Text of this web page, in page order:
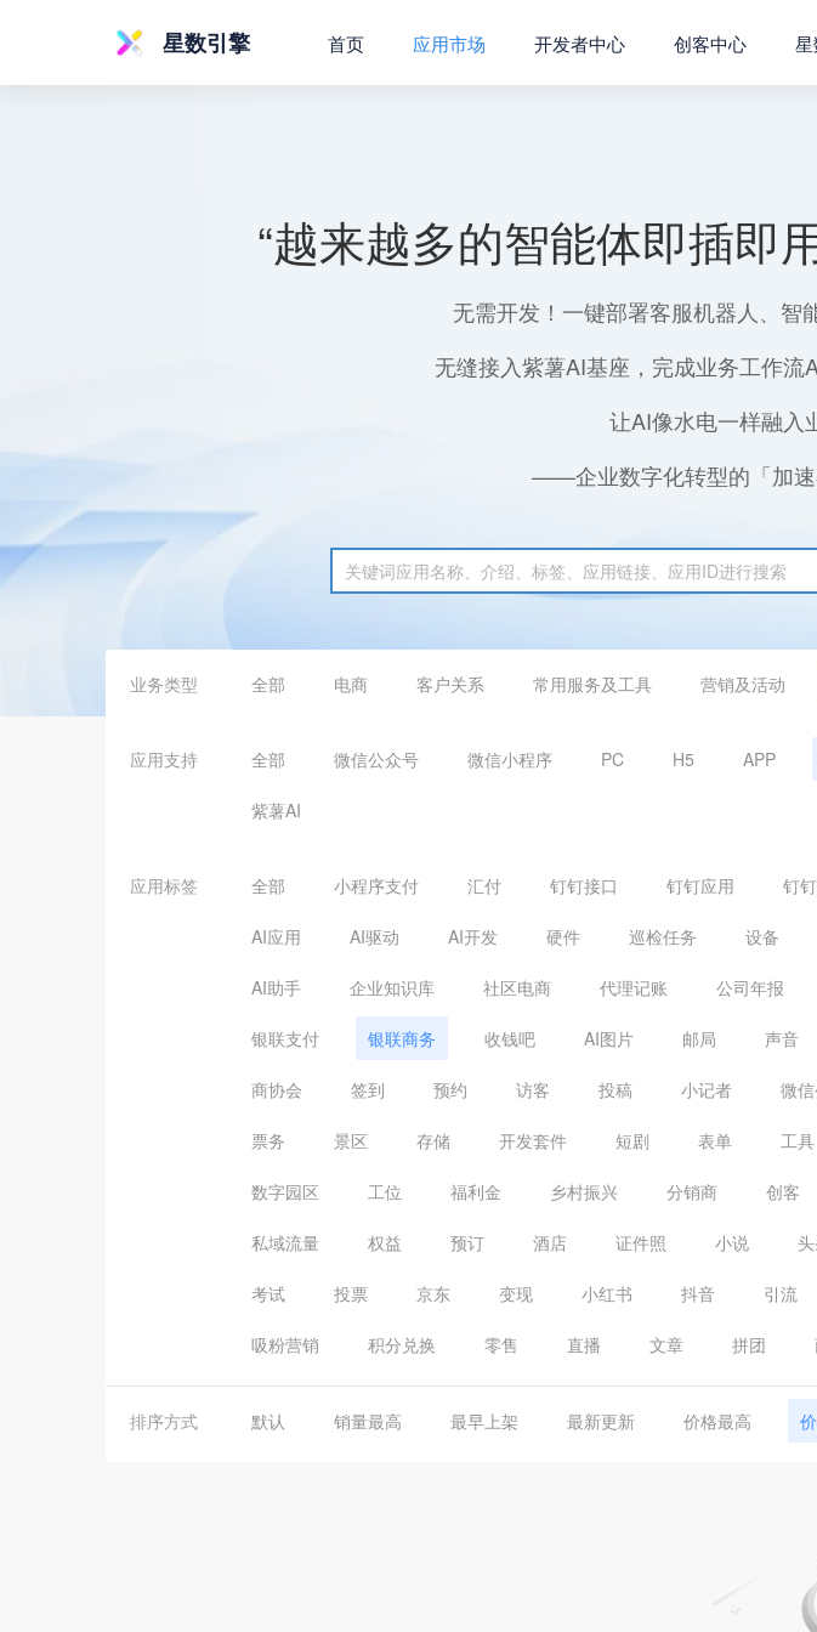
星数引擎 首页 应用市场 开发者中心 创客中心
“越来越多的智能体即插即
无需开发！一键部署客服机器人、智
无缝接入紫薯AI基座，完成业务工作流
让AI像水电一样融入
——企业数字化转型的「加速
业务类型 全部 电商 客户关系 常用服务及工具 营销及活动
应用支持 全部 微信公众号 微信小程序 PC H5 APP
紫薯AI
应用标签 全部 小程序支付 汇付 钉钉接口 钉钉应用 钉
AI应用 AI驱动 AI开发 硬件 巡检任务 设备
AI助手 企业知识库 社区电商 代理记账 公司年报
银联支付 银联商务 收钱吧 AI图片 邮局 声音
商协会 签到 预约 访客 投稿 小记者 微
票务 景区 存储 开发套件 短剧 表单 工具
数字园区 工位 福利金 乡村振兴 分销商 创客
私域流量 权益 预订 酒店 证件照 小说
考试 投票 京东 变现 小红书 抖音 引流
吸粉营销 积分兑换 零售 直播 文章 拼团
排序方式 默认 销量最高 最早上架 最新更新 价格最高